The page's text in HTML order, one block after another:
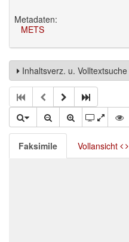
Metadaten:
METS
Inhaltsverz. u. Volltextsuche
Faksimile Vollansicht